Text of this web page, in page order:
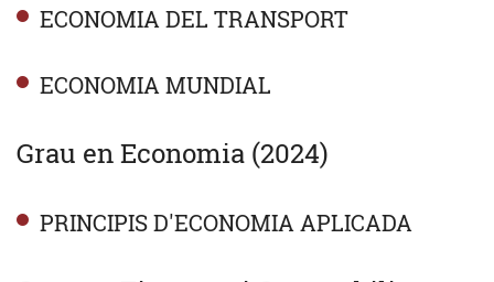
ECONOMIA DEL TRANSPORT
ECONOMIA MUNDIAL
Grau en Economia (2024)
PRINCIPIS D'ECONOMIA APLICADA